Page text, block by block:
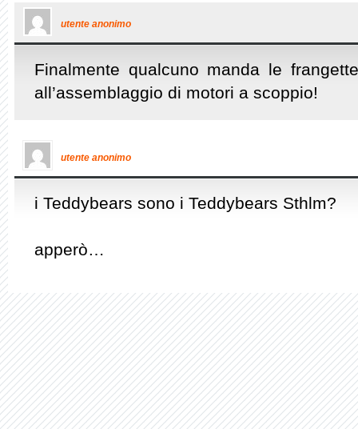
utente anonimo
Finalmente qualcuno manda le
all’assemblaggio di motori a scoppio!
utente anonimo
i Teddybears sono i Teddybears Sthlm?
apperò…